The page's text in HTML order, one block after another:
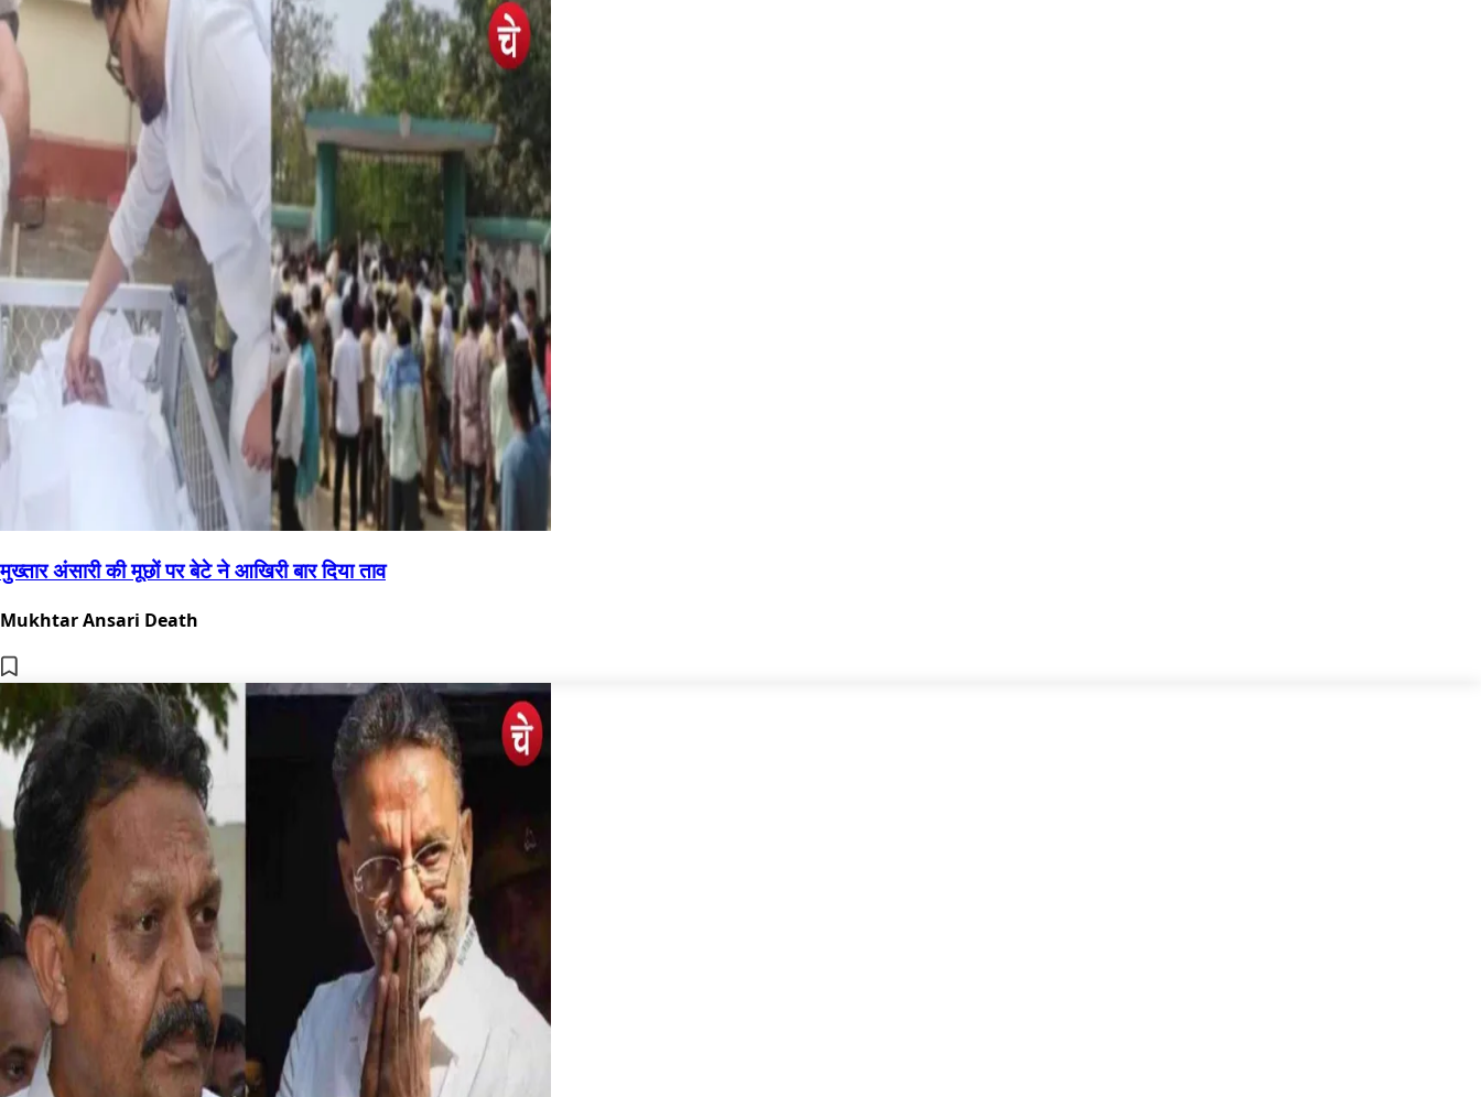
मुख्तार अंसारी की मूछों पर बेटे ने आखिरी बार दिया ताव
Mukhtar Ansari Death